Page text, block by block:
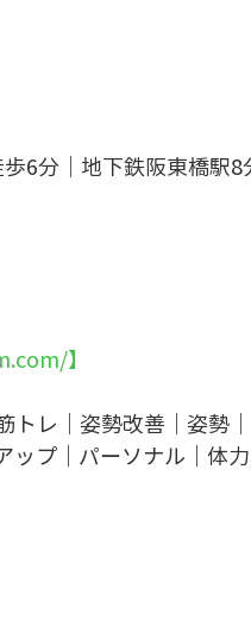
6分｜地下鉄阪東橋駅8
】
トレ｜姿勢改善｜姿勢
ップ｜パーソナル｜体